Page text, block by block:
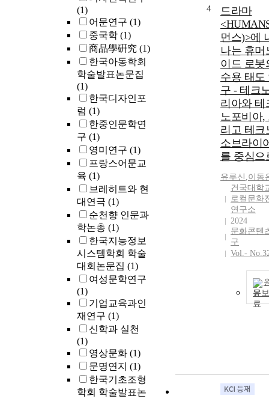
(1)
어문연구 (1)
중국학 (1)
商品學硏究 (1)
한국아동학회
학술발표논문집
(1)
한국디자인포
럼 (1)
한중인문학연
구 (1)
영미연구 (1)
프랑스어문교
육 (1)
브레히트와 현
대연극 (1)
순천향 인문과
학논총 (1)
한국지능정보
시스템학회 학술
대회논문집 (1)
여성문학연구
(1)
기업교육과인
재연구 (1)
신학과 실천
(1)
영상문화 (1)
문명연지 (1)
한국기초조형
학회 학술발표논
4
드라마
먼스)>에
나는 휴머
이드 로봇
수용 태도
구 - 테크
리아와 테
노포비아,
리고 테크
소브라이
를 중심으
유루신 ,이동
건국대학
로컬문화
연구소
2024
문화콘텐
구
Vol.-
문